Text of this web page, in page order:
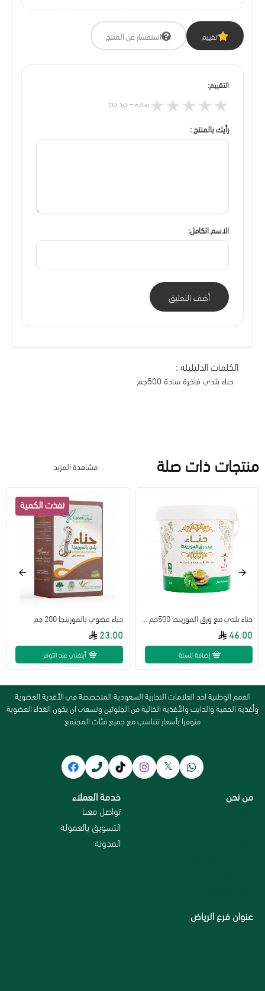
تقييم استفسار عن المنتج
التقييم:
★★★★★ سيء – جيد جدا
رأيك بالمنتج :
الاسم الكامل:
أضف التعليق
الكلمات الدليليلة :
حناء بلدي فاخرة سادة 500جم
منتجات ذات صلة مشاهدة المزيد
46.00
إضافة للسلة
حناء عضوي بالمورينجا 200 جم
23.00
أبلغني عند التوفر
القمم الوطنية احد العلامات التجارية السعودية المتخصصة في الأغذية العضوية
وأغذية الحمية والدايت والأغذية الخالية من الجلوتين ونسعى ان يكون الغذاء العضوية
متوفرا بأسعار تتناسب مع جميع فئات المجتمع
من نحن خدمة العملاء
تواصل معنا
التسويق بالعمولة
المدونة
عنوان فرع الرياض